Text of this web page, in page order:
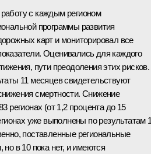
с каждым регионом
программы развития
карт и мониторировал все
Оценивались для каждого
пути преодоления этих рисков.
11 месяцев свидетельствуют
смертности. Снижение
регионах (от 1,2 процента до 15
уже выполнены по результатам
поставленные региональные
но в 10 пока нет, и имеются